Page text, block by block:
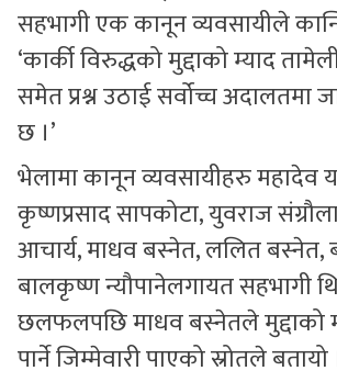
सहभागी एक कानून व्यवसायीले
‘कार्की विरुद्धको मुद्दाको म्याद
समेत प्रश्न उठाई सर्वोच्च अदालतमा
छ ।’
भेलामा कानून व्यवसायीहरु महादेव
कृष्णप्रसाद सापकोटा, युवराज
आचार्य, माधव बस्नेत, ललित बस्नेत,
बालकृष्ण न्यौपानेलगायत सहभागी
छलफलपछि माधव बस्नेतले मुद्दाको
पार्ने जिम्मेवारी पाएको स्रोतले बतायो